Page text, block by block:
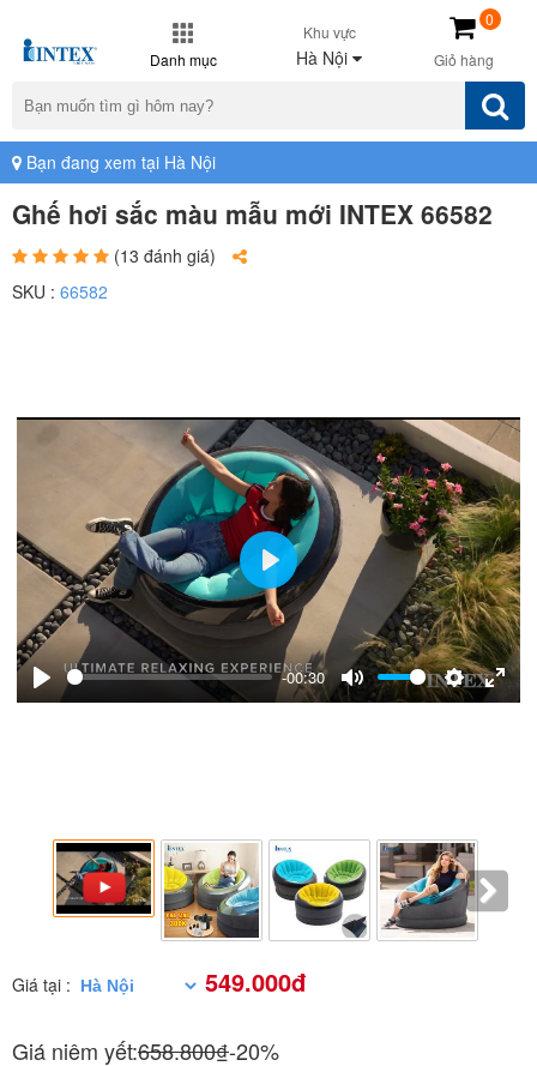
Danh mục
Khu vực
Hà Nội Giỏ hàng
0
Bạn đang xem tại Hà Nội
Ghế hơi sắc màu mẫu mới INTEX 66582
(13 đánh giá)
SKU : 66582
Play
-00:30
Mute Settings
Enter
Play
Giá tại : 549.000đ
Giá niêm yết:658.800₫-20%